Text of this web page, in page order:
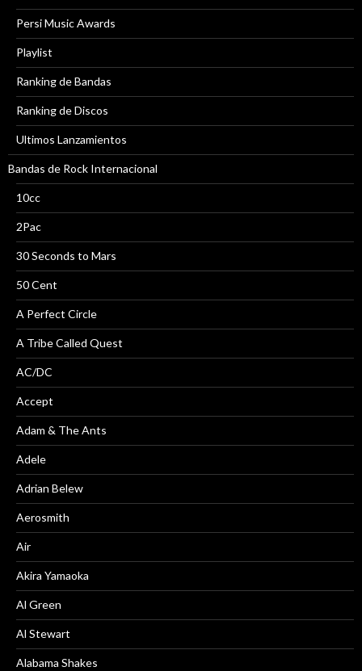
Persi Music Awards
Playlist
Ranking de Bandas
Ranking de Discos
Ultimos Lanzamientos
Bandas de Rock Internacional
10cc
2Pac
30 Seconds to Mars
50 Cent
A Perfect Circle
A Tribe Called Quest
AC/DC
Accept
Adam & The Ants
Adele
Adrian Belew
Aerosmith
Air
Akira Yamaoka
Al Green
Al Stewart
Alabama Shakes